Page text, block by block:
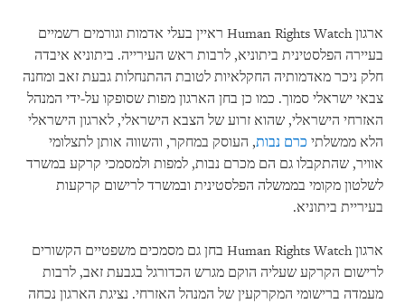
ארגוןHuman Rights Watch ראיין בעלי אדמות וגורמים רשמיים
בעיירה הפלסטינית ביתוניא, לרבות ראש העירייה. ביתוניא איבדה
חלק ניכר מאדמותיה החקלאיות לטובת ההתנחלות גבעת זאב ומחנה
צבאי ישראלי סמוך. כמו כן בחן הארגון מפות שסופקו על-ידי המנהל
האזרחי הישראלי, שהוא זרוע של הצבא הישראלי, לארגון הישראלי
הלא ממשלתי כרם נבות, העוסק במחקר, והשווה אותן לתצלומי
אוויר, שהתקבלו גם הם מכרם נבות, למפות ולמסמכי קרקע במשרד
לשלטון מקומי בממשלה הפלסטינית ובמשרד לרישום קרקעות
בעיריית ביתוניא.
ארגוןHuman Rights Watch בחן גם מסמכים משפטיים הקשורים
לרישום הקרקע שעליה הוקם מגרש הכדורגל בגבעת זאב, לרבות
מעמדה ברישומי המקרקעין של המנהל האזרחי. נציגת הארגון נכחה